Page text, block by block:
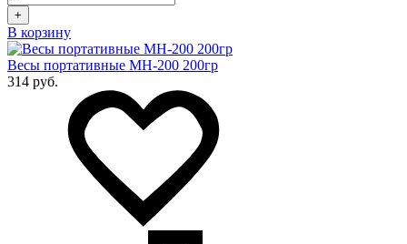
+
В корзину
Весы портативные MH-200 200гр
314 руб.